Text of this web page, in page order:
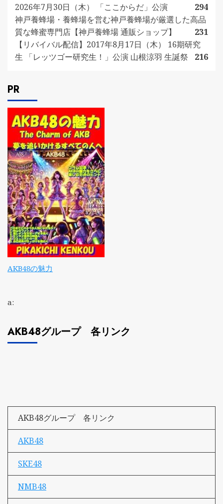
2026年7月30日（木） 「ここからだ」公演
294
神戸養蜂場・養蜂場を営む神戸養蜂場が厳選した高品
質な蜂蜜専門店【神戸養蜂場 通販ショップ】
231
【リバイバル配信】2017年8月17日（木） 16期研究
生 「レッツゴー研究生！」公演 山根涼羽 生誕祭
216
PR
AKB48の魅力
a:
AKB48グループ 各リンク
AKB48グループ 各リンク
AKB48
SKE48
NMB48